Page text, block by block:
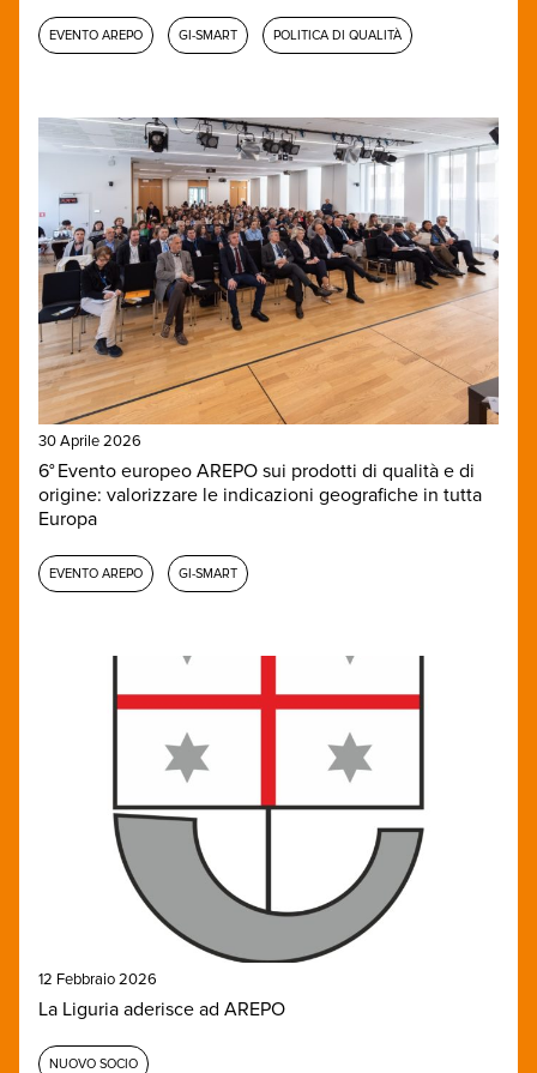
EVENTO AREPO GI-SMART POLITICA DI QUALITÀ
30 Aprile 2026
6° Evento europeo AREPO sui prodotti di qualità e di
origine: valorizzare le indicazioni geografiche in tutta
Europa
EVENTO AREPO GI-SMART
12 Febbraio 2026
La Liguria aderisce ad AREPO
NUOVO SOCIO